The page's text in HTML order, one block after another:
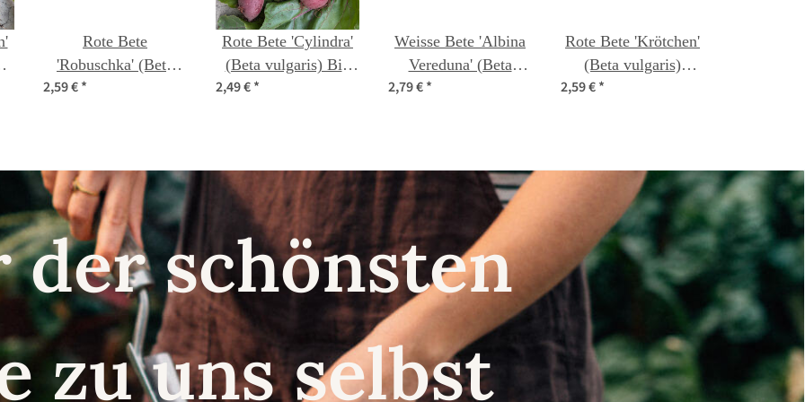
Rote Bete
'Robuschka' (Beta
vulgaris) Bio Saatgut
2,59 €*
Rote Bete 'Cylindra'
(Beta vulgaris) Bio
2,49 €*
Weisse Bete 'Albina
Vereduna' (Beta
vulgaris) Samen
2,79 €*
Rote Bete 'Krötchen'
(Beta vulgaris)
2,59 €*
der schönsten
zu uns selbst